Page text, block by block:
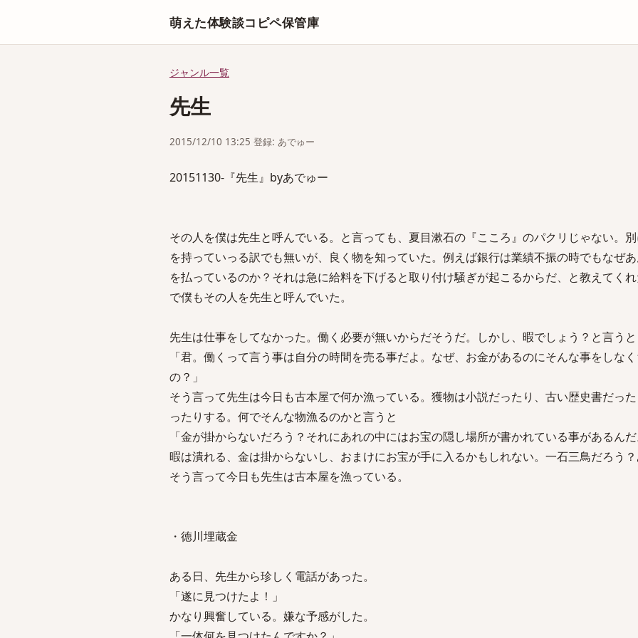
萌えた体験談コピペ保管庫
ジャンル一覧
先生
2015/12/10 13:25 登録: あでゅー
20151130-『先生』byあでゅー
その人を僕は先生と呼んでいる。と言っても、夏目漱石の『こころ』のパクリじゃない。
を持っていっる訳でも無いが、良く物を知っていた。例えば銀行は業績不振の時でもなぜ
を払っているのか？それは急に給料を下げると取り付け騒ぎが起こるからだ、と教えてく
で僕もその人を先生と呼んでいた。
先生は仕事をしてなかった。働く必要が無いからだそうだ。しかし、暇でしょう？と言うと
「君。働くって言う事は自分の時間を売る事だよ。なぜ、お金があるのにそんな事をしな
の？」
そう言って先生は今日も古本屋で何か漁っている。獲物は小説だったり、古い歴史書だっ
ったりする。何でそんな物漁るのかと言うと
「金が掛からないだろう？それにあれの中にはお宝の隠し場所が書かれている事があるん
暇は潰れる、金は掛からないし、おまけにお宝が手に入るかもしれない。一石三鳥だろう
そう言って今日も先生は古本屋を漁っている。
・徳川埋蔵金
ある日、先生から珍しく電話があった。
「遂に見つけたよ！」
かなり興奮している。嫌な予感がした。